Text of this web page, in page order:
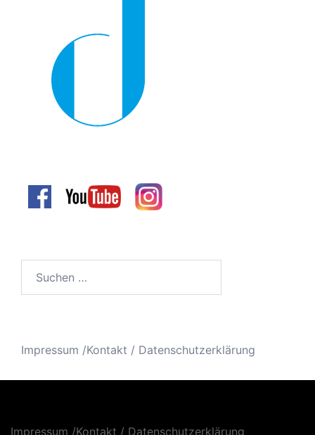
Impressum /Kontakt / Datenschutzerklärung
Impressum /Kontakt / Datenschutzerklärung